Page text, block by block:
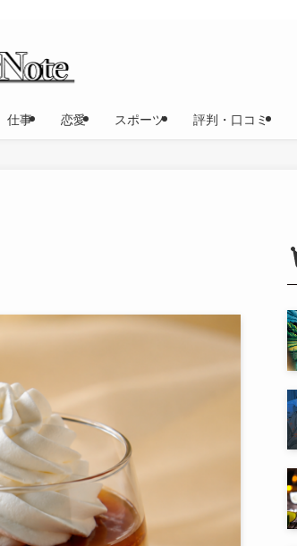
仕事 恋愛 スポーツ 評判・口コミ